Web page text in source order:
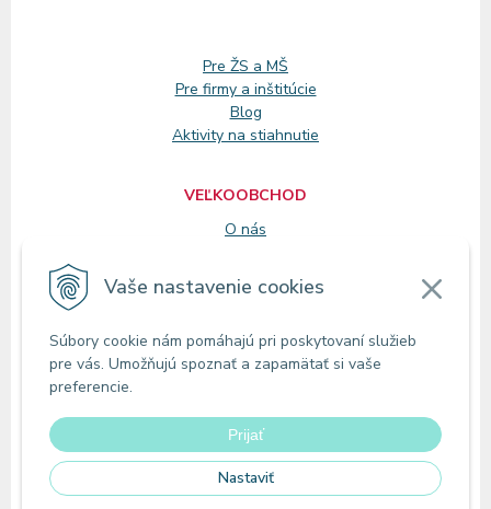
Vaše nastavenie cookies
Súbory cookie nám pomáhajú pri poskytovaní služieb
pre vás. Umožňujú spoznať a zapamätať si vaše
preferencie.
Prijať
Nastaviť
Pre ŽS a MŠ
Pre firmy a inštitúcie
Blog
Aktivity na stiahnutie
VEĽKOOBCHOD
O nás
Zákaznícke oddelenie
Predajne
© 2026 MIRAoffice | Online papiernictvo •tvorba eshopu cez UNIobchod